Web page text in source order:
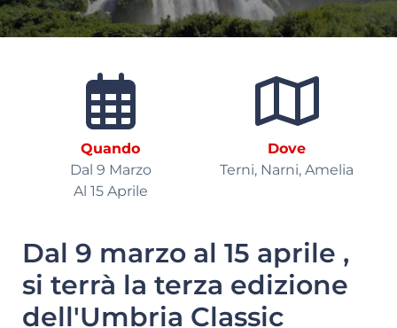
Quando
Dal 9 Marzo
Al 15 Aprile
Dove
Terni, Narni, Amelia
Dal 9 marzo al 15 aprile ,
si terrà la terza edizione
dell'Umbria Classic